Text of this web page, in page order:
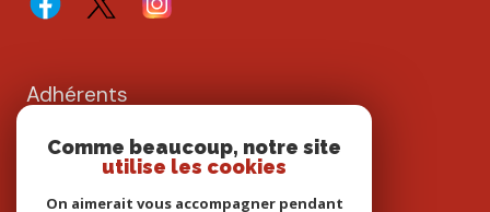
Adhérents
Comme beaucoup, notre site
utilise les cookies
On aimerait vous accompagner pendant